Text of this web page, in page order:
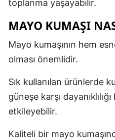
toplanma yaşayabilir.
MAYO KUMAŞI
Mayo kumaşının hem
olması önemlidir.
Sık kullanılan ürünlerde
güneşe karşı
etkileyebilir.
Kaliteli bir mayo